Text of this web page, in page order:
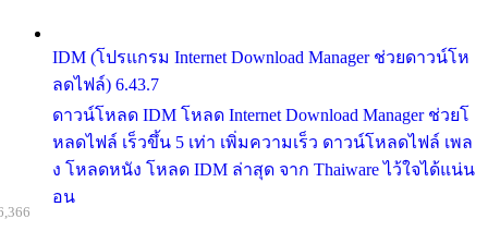
IDM (โปรแกรม Internet Download Manager ช่วยดาวน์โห
ลดไฟล์) 6.43.7
ดาวน์โหลด IDM โหลด Internet Download Manager ช่วยโ
หลดไฟล์ เร็วขึ้น 5 เท่า เพิ่มความเร็ว ดาวน์โหลดไฟล์ เพล
ง โหลดหนัง โหลด IDM ล่าสุด จาก Thaiware ไว้ใจได้แน่น
อน